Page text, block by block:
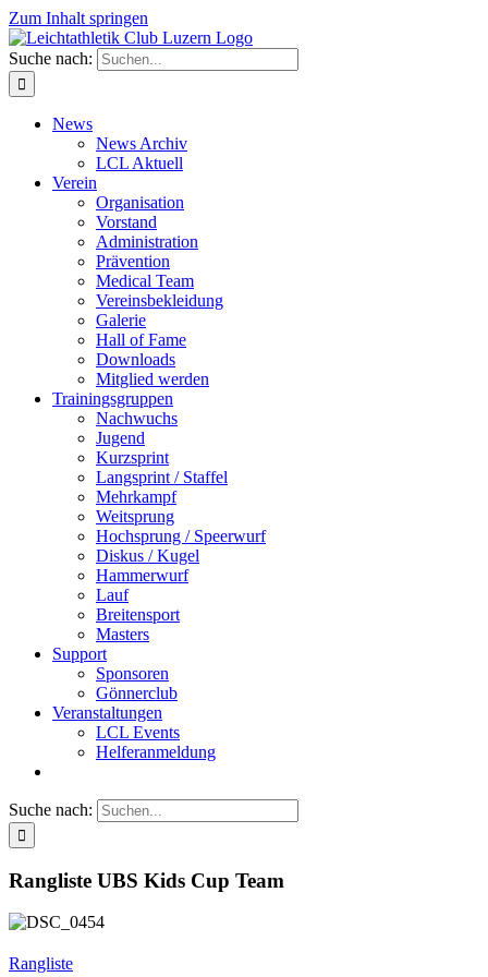
Zum Inhalt springen
Suche nach:
News
News Archiv
LCL Aktuell
Verein
Organisation
Vorstand
Administration
Prävention
Medical Team
Vereinsbekleidung
Galerie
Hall of Fame
Downloads
Mitglied werden
Trainingsgruppen
Nachwuchs
Jugend
Kurzsprint
Langsprint / Staffel
Mehrkampf
Weitsprung
Hochsprung / Speerwurf
Diskus / Kugel
Hammerwurf
Lauf
Breitensport
Masters
Support
Sponsoren
Gönnerclub
Veranstaltungen
LCL Events
Helferanmeldung
Suche nach:
Rangliste UBS Kids Cup Team
Rangliste